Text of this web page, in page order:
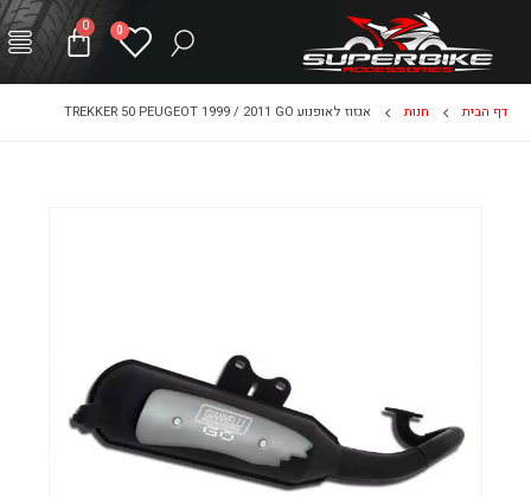
0
0
דף הבית חנות אגזוז לאופנוע TREKKER 50 PEUGEOT 1999 / 2011 GO